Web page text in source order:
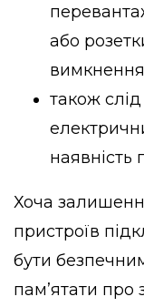
або
також
наявність
Хоча
пристроїв
бути
пам’ятати про